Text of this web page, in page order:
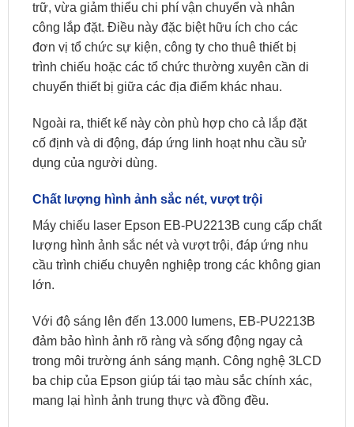
trữ, vừa giảm thiểu chi phí vận chuyển và nhân
công lắp đặt. Điều này đặc biệt hữu ích cho các
đơn vị tổ chức sự kiện, công ty cho thuê thiết bị
trình chiếu hoặc các tổ chức thường xuyên cần di
chuyển thiết bị giữa các địa điểm khác nhau.
Ngoài ra, thiết kế này còn phù hợp cho cả lắp đặt
cố định và di động, đáp ứng linh hoạt nhu cầu sử
dụng của người dùng.
Chất lượng hình ảnh sắc nét, vượt trội
Máy chiếu laser Epson EB-PU2213B cung cấp chất
lượng hình ảnh sắc nét và vượt trội, đáp ứng nhu
cầu trình chiếu chuyên nghiệp trong các không gian
lớn.
Với độ sáng lên đến 13.000 lumens, EB-PU2213B
đảm bảo hình ảnh rõ ràng và sống động ngay cả
trong môi trường ánh sáng mạnh. Công nghệ 3LCD
ba chip của Epson giúp tái tạo màu sắc chính xác,
mang lại hình ảnh trung thực và đồng đều.